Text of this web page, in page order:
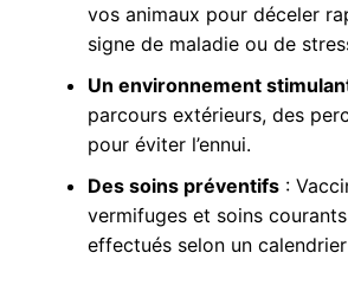
vos animaux pour déceler
signe de maladie ou de
Un environnement
parcours extérieurs, des
pour éviter l’ennui.
Des soins préventifs:
vermifuges et soins
effectués selon un